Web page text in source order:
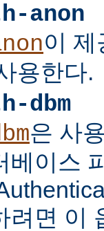
anon
이
용한다.
dbm
은 사
베이스
려면 이